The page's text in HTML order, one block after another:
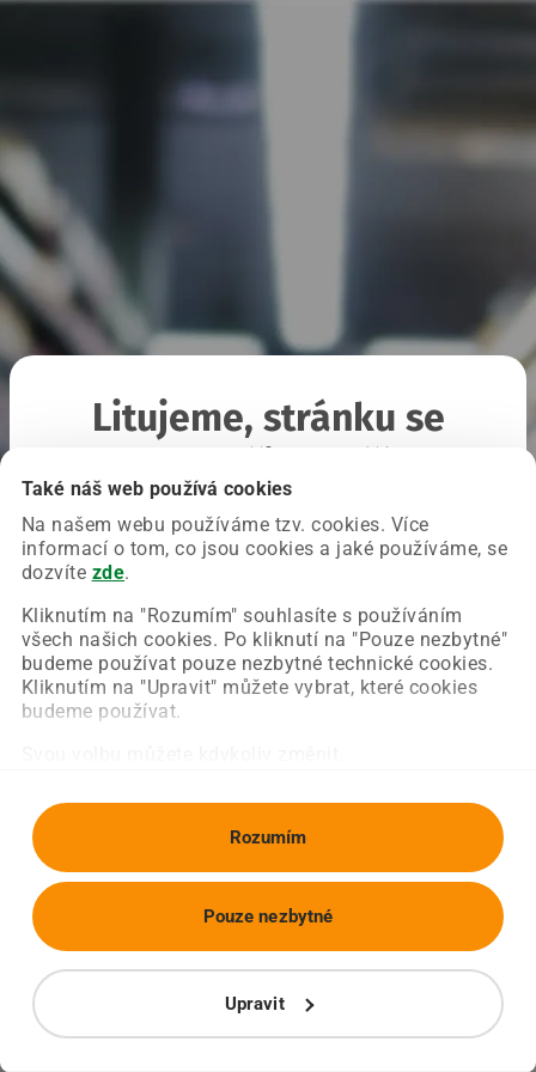
Také náš web používá cookies
Na našem webu používáme tzv. cookies. Více
informací o tom, co jsou cookies a jaké používáme, se
dozvíte zde.
Kliknutím na "Rozumím" souhlasíte s používáním
všech našich cookies. Po kliknutí na "Pouze nezbytné"
budeme používat pouze nezbytné technické cookies.
Kliknutím na "Upravit" můžete vybrat, které cookies
budeme používat.
Rozumím
Upravit
Pouze nezbytné
Litujeme, stránku se
Chyba nastala na naší straně a už ji opravujeme.
Zkuste prosím znovu načíst požadovanou stránku.
Obnovit stránku Úvodní strana